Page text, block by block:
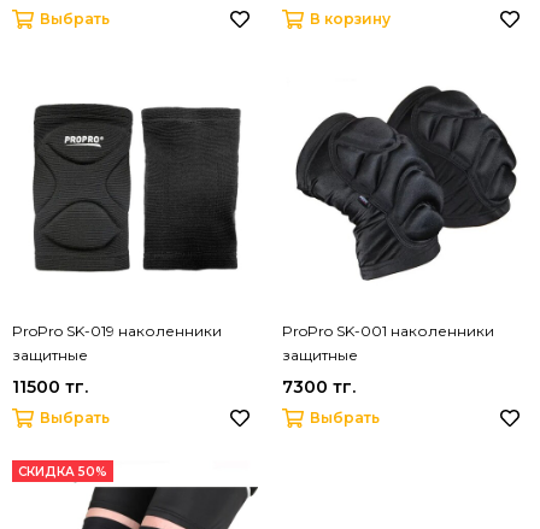
Выбрать В корзину
ProPro SK-019 наколенники
защитные
11500 тг.
Выбрать
ProPro SK-001 наколенники
защитные
7300 тг.
Выбрать
СКИДКА 50%